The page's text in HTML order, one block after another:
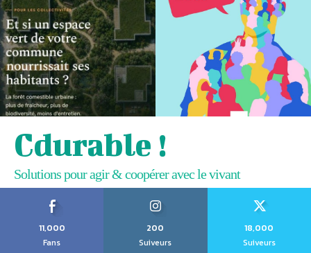
Cdurable !
Solutions pour agir & coopérer avec le vivant
11,000
Fans
200
Suiveurs
18,000
Suiveurs